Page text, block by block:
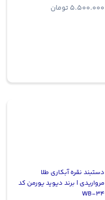
5.500.000 تومان
دستبند نقره آبکاری طلا
مرواریدی | برند دیوید یورمن کد
WB-34